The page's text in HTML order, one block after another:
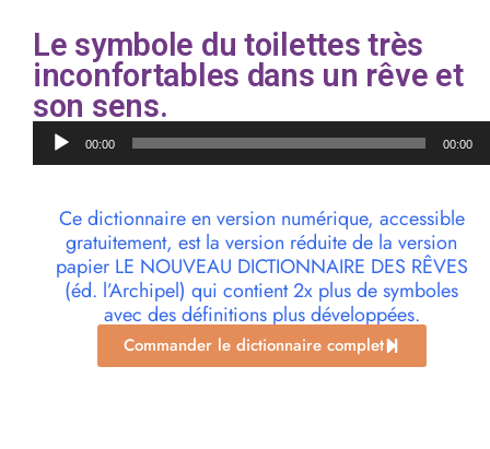
Le symbole du toilettes très
inconfortables dans un rêve et
son sens.
Lecteur
audio00:00 00:00
Ce dictionnaire en version numérique, accessible
gratuitement, est la version réduite de la version
papier LE NOUVEAU DICTIONNAIRE DES RÊVES
(éd. l’Archipel) qui contient 2x plus de symboles
avec des définitions plus développées.
Commander le dictionnaire complet